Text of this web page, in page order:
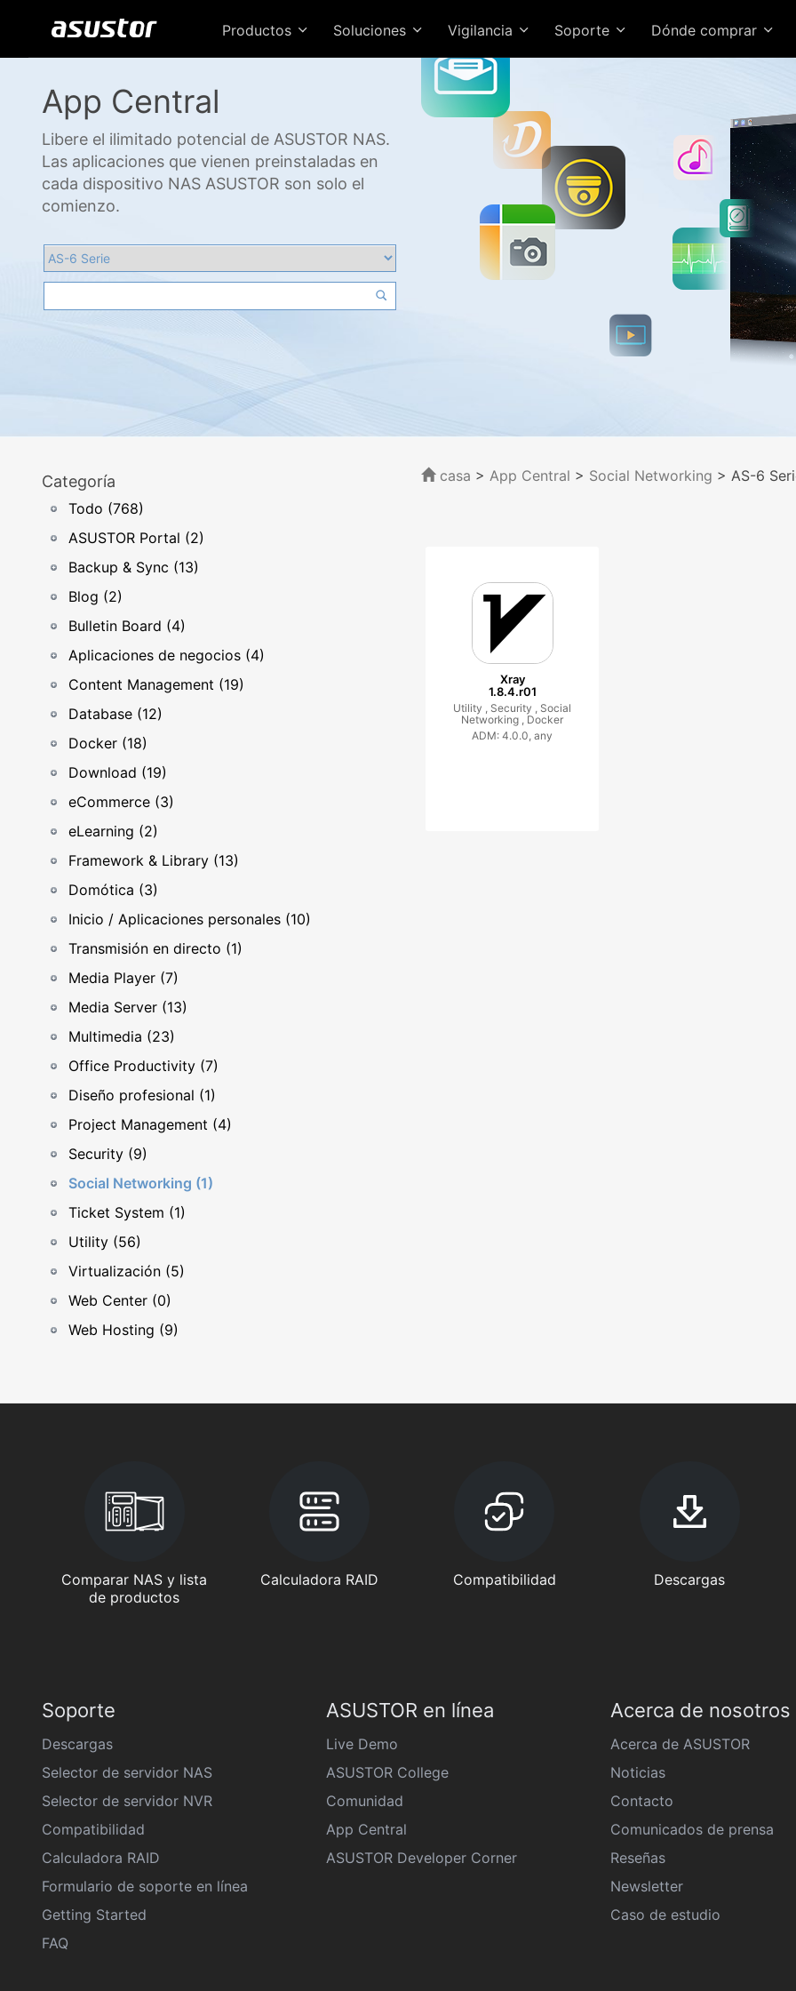
Productos Soluciones Vigilancia Soporte Dónde comprar
App Central
Libere el ilimitado potencial de ASUSTOR NAS.
Las aplicaciones que vienen preinstaladas en
cada dispositivo NAS ASUSTOR son solo el
comienzo.
Categoría
Todo (768)
ASUSTOR Portal (2)
Backup & Sync (13)
Blog (2)
Bulletin Board (4)
Aplicaciones de negocios (4)
Content Management (19)
Database (12)
Docker (18)
Download (19)
eCommerce (3)
eLearning (2)
Framework & Library (13)
Domótica (3)
Inicio / Aplicaciones personales (10)
Transmisión en directo (1)
Media Player (7)
Media Server (13)
Multimedia (23)
Office Productivity (7)
Diseño profesional (1)
Project Management (4)
Security (9)
Social Networking (1)
Ticket System (1)
Utility (56)
Virtualización (5)
Web Center (0)
Web Hosting (9)
casa > App Central > Social Networking > AS-6
Xray
1.8.4.r01
Utility , Security , Social
Networking , Docker
ADM: 4.0.0, any
Comparar NAS y lista
de productos
Calculadora RAID Compatibilidad Descargas
Soporte
Descargas
Selector de servidor NAS
Selector de servidor NVR
Compatibilidad
Calculadora RAID
Formulario de soporte en línea
Getting Started
FAQ
ASUSTOR en línea
Live Demo
ASUSTOR College
Comunidad
App Central
ASUSTOR Developer Corner
Acerca de nosotros
Acerca de ASUSTOR
Noticias
Contacto
Comunicados de prensa
Reseñas
Newsletter
Caso de estudio